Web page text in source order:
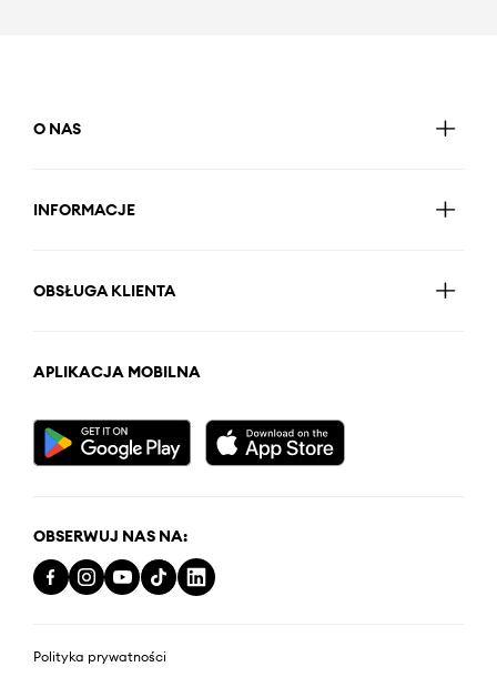
O NAS
INFORMACJE
OBSŁUGA KLIENTA
APLIKACJA MOBILNA
OBSERWUJ NAS NA:
Polityka prywatności